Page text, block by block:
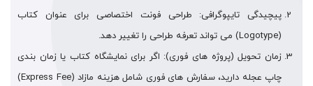
پیچیدگی تایپوگرافی: طراحی فونت اختصاصی برای عنوان کتاب
(Logotype) می تواند تعرفه طراحی را تغییر دهد.
زمان تحویل (پروژه های فوری): اگر برای نمایشگاه کتاب یا زمان بندی
چاپ عجله دارید، سفارش های فوری شامل هزینه مازاد (Express Fee)